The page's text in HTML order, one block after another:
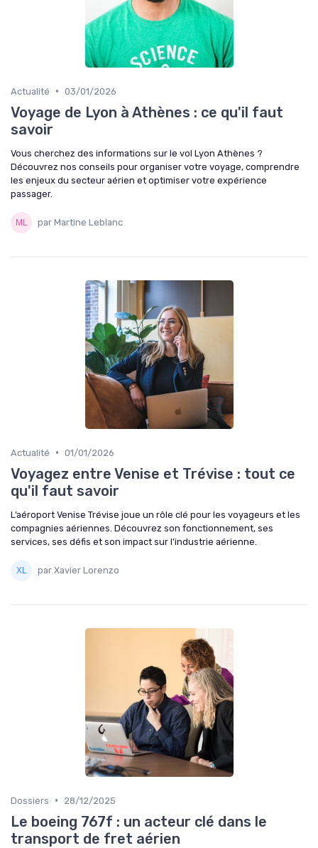
Actualité • 03/01/2026
Voyage de Lyon à Athènes : ce qu'il faut
savoir
Vous cherchez des informations sur le vol Lyon Athènes ?
Découvrez nos conseils pour organiser votre voyage, comprendre
les enjeux du secteur aérien et optimiser votre expérience
passager.
par Martine Leblanc
Actualité • 01/01/2026
Voyagez entre Venise et Trévise : tout ce
qu'il faut savoir
L’aéroport Venise Trévise joue un rôle clé pour les voyageurs et les
compagnies aériennes. Découvrez son fonctionnement, ses
services, ses défis et son impact sur l’industrie aérienne.
par Xavier Lorenzo
Dossiers • 28/12/2025
Le boeing 767f : un acteur clé dans le
transport de fret aérien